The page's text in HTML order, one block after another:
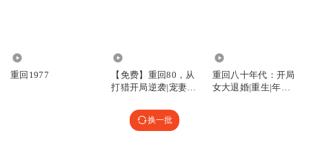
重回1977
【免费】重回80，从
打猎开局逆袭|宠妻女
重回八十年代：开局
女大退婚|重生|年代|
换一批